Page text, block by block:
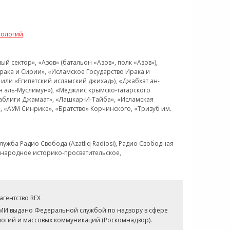
.
«Азов» (батальон «Азов», полк «Азов»),
и Сирии», «Исламское Государство Ирака и
«Египетский исламский джихад»), «Джабхат ан-
Муслимун»), «Меджлис крымско-татарского
Джамаат», «Лашкар-И-Тайба», «Исламская
Синрике», «Братство» Корчинского, «Тризуб им.
Радио Свобода (Azatliq Radiosi), Радио Свободная
историко-просветительское,
REX
выдано Федеральной службой по надзору в сфере
и массовых коммуникаций (Роскомнадзор).